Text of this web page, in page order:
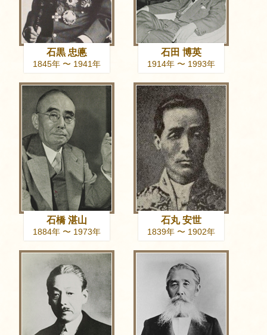
石黒 忠悳
1845年 〜 1941年
石田 博英
1914年 〜 1993年
石橋 湛山
1884年 〜 1973年
石丸 安世
1839年 〜 1902年